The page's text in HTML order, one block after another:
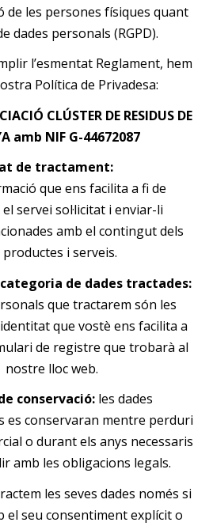
de les persones físiques quant
dades personals (RGPD).
l’esmentat Reglament, hem
Política de Privadesa:
CLÚSTER DE RESIDUS DE
amb NIF G-44672087
de tractament:
que ens facilita a fi de
servei sol·licitat i enviar-li
amb el contingut dels
i serveis.
de dades tractades:
que tractarem són les
que vostè ens facilita a
de registre que trobarà al
nostre lloc web.
conservació:les dades
es conservaran mentre perduri
o durant els anys necessaris
amb les obligacions legals.
les seves dades només si
el seu consentiment explícit o